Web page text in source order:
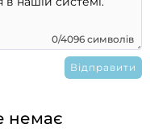
0/4096 символів
немає